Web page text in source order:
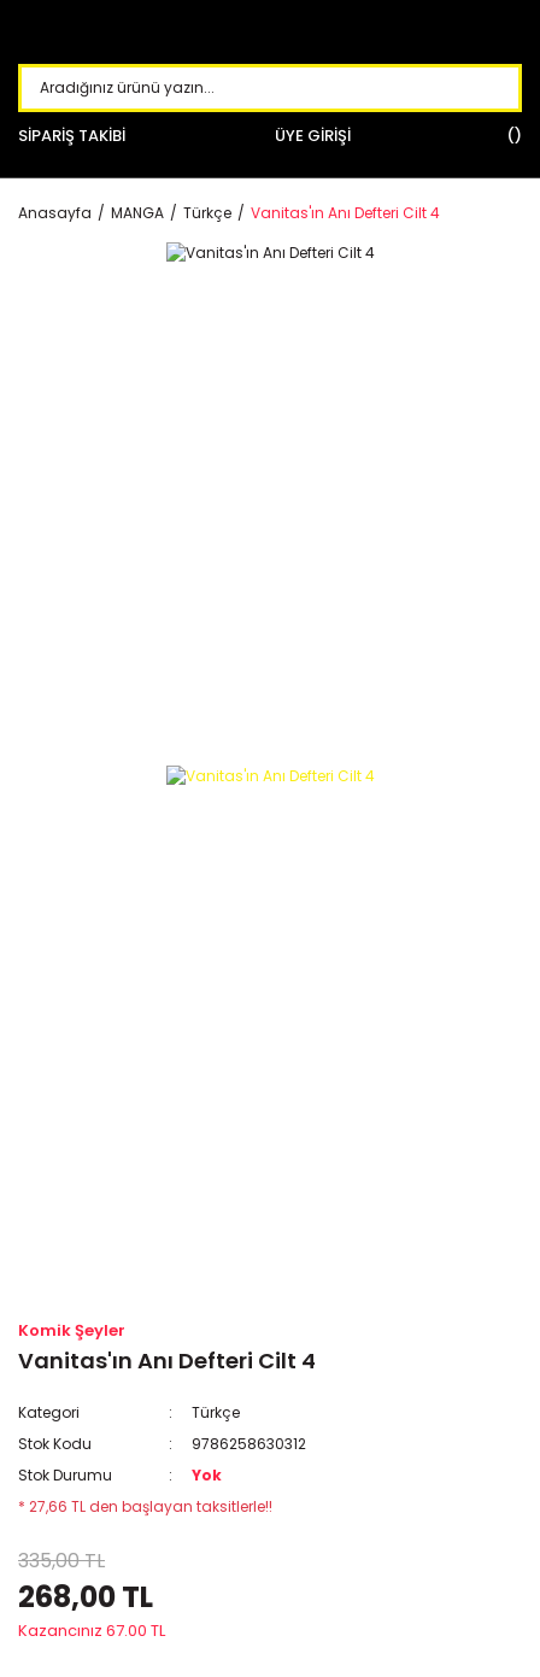
SİPARİŞ TAKİBİ ÜYE GİRİŞİ
Anasayfa MANGA Türkçe Vanitas'ın Anı Defteri Cilt 4
Komik Şeyler
Vanitas'ın Anı Defteri Cilt 4
Kategori
Türkçe
Stok Kodu
9786258630312
Stok Durumu
Yok
* 27,66 TL den başlayan taksitlerle!!
335,00 TL
268,00 TL
Kazancınız 67.00 TL